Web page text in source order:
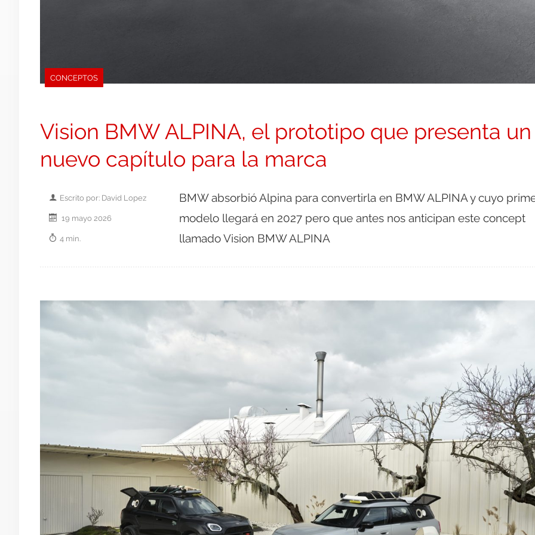
CONCEPTOS
Vision BMW ALPINA, el prototipo que presenta un
nuevo capítulo para la marca
Escrito por: David Lopez
19 mayo 2026
4 min.
BMW absorbió Alpina para convertirla en BMW ALPINA y cuyo
modelo llegará en 2027 pero que antes nos anticipan este concept
llamado Vision BMW ALPINA